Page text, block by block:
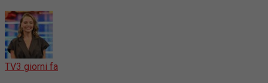
TV3 giorni fa